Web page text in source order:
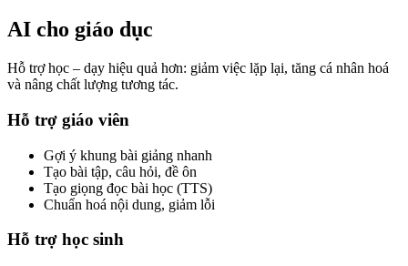
AI cho giáo dục
Hỗ trợ học – dạy hiệu quả hơn: giảm việc lặp lại, tăng cá nhân hoá
và nâng chất lượng tương tác.
Hỗ trợ giáo viên
Gợi ý khung bài giảng nhanh
Tạo bài tập, câu hỏi, đề ôn
Tạo giọng đọc bài học (TTS)
Chuẩn hoá nội dung, giảm lỗi
Hỗ trợ học sinh